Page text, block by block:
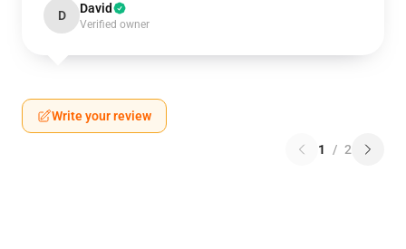
D David
Verified owner
Write your review
1 / 2